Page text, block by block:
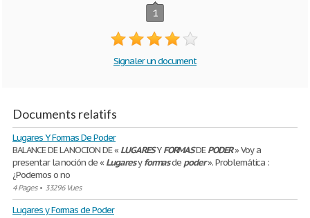
1
Signaler un document
Documents relatifs
Lugares Y Formas De Poder
BALANCE DE LA NOCION DE « LUGARESYFORMASDEPODER» Voy a
presentar la noción de « Lugaresyformasde poder». Problemática :
¿Podemos o no
4 Pages• 33296 Vues
Lugares y Formas de Poder